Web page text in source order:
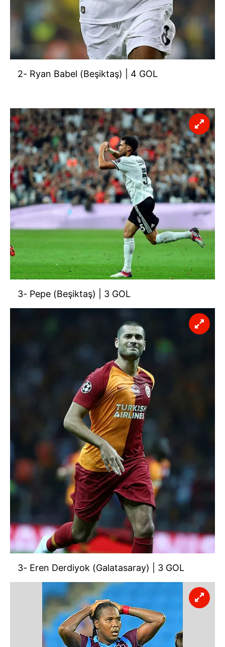
2- Ryan Babel (Beşiktaş) | 4 GOL
3- Pepe (Beşiktaş) | 3 GOL
3- Eren Derdiyok (Galatasaray) | 3 GOL